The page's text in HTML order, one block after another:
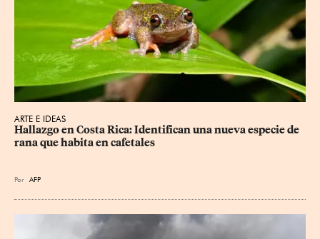
ARTE E IDEAS
Hallazgo en Costa Rica: Identifican una nueva especie de
rana que habita en cafetales
Por AFP